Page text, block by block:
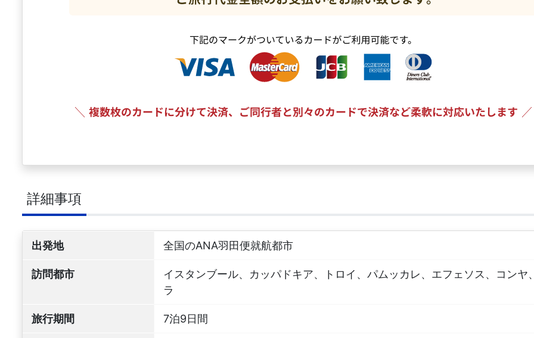
詳細事項
出発地 全国のANA羽田便就航都市
訪問都市
イスタンブール、カッパドキア、トロイ、パムッカレ、エフェソス、コンヤ
ラ
旅行期間 7泊9日間